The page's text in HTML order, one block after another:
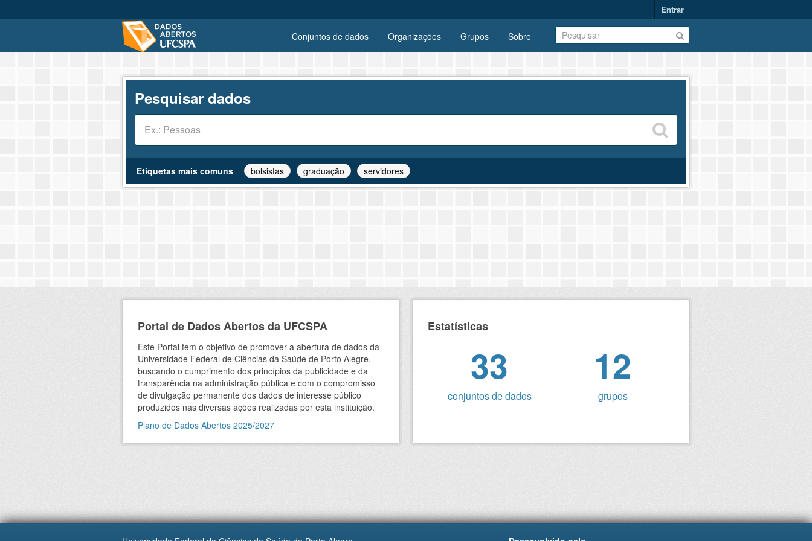
Entrar
Conjuntos de dados Organizações Grupos Sobre
Pesquisar dados
Etiquetas mais comuns bolsistas graduação servidores
Portal de Dados Abertos da UFCSPA
Este Portal tem o objetivo de promover a abertura de dados da
Universidade Federal de Ciências da Saúde de Porto Alegre,
buscando o cumprimento dos princípios da publicidade e da
transparência na administração pública e com o compromisso
de divulgação permanente dos dados de interesse público
produzidos nas diversas ações realizadas por esta instituição.
Plano de Dados Abertos 2025/2027
Estatísticas
33
conjuntos de dados
12
grupos